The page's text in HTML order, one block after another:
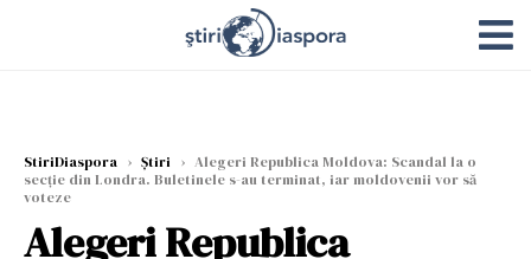
StiriDiaspora › Știri › Alegeri Republica Moldova: Scandal la o
secție din Londra. Buletinele s-au terminat, iar moldovenii vor să
voteze
Alegeri Republica